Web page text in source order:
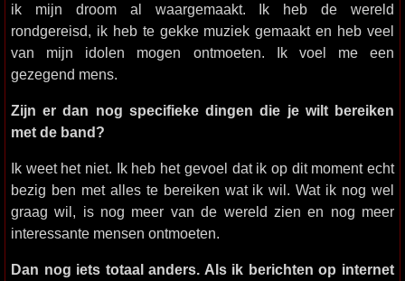
ik mijn droom al waargemaakt. Ik heb de wereld
rondgereisd, ik heb te gekke muziek gemaakt en heb veel
van mijn idolen mogen ontmoeten. Ik voel me een
gezegend mens.
Zijn er dan nog specifieke dingen die je wilt bereiken
met de band?
Ik weet het niet. Ik heb het gevoel dat ik op dit moment echt
bezig ben met alles te bereiken wat ik wil. Wat ik nog wel
graag wil, is nog meer van de wereld zien en nog meer
interessante mensen ontmoeten.
Dan nog iets totaal anders. Als ik berichten op internet